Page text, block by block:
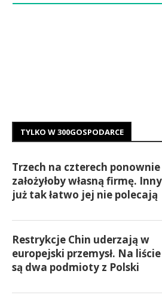
TYLKO W 300GOSPODARCE
Trzech na czterech ponownie
założyłoby własną firmę.
już tak łatwo jej nie polecają
Restrykcje Chin uderzają w
europejski przemysł. Na liście
są dwa podmioty z Polski